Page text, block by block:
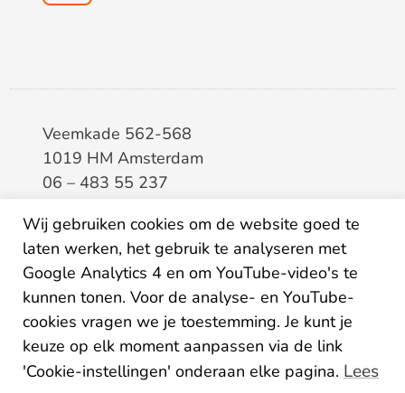
Veemkade 562-568
1019 HM Amsterdam
06 – 483 55 237
BTW8133.20.343.B.01
KvK34207150
IBANNL26ABNA0507435125
Wij gebruiken cookies om de website goed te
laten werken, het gebruik te analyseren met
Google Analytics 4 en om YouTube-video's te
kunnen tonen. Voor de analyse- en YouTube-
cookies vragen we je toestemming. Je kunt je
keuze op elk moment aanpassen via de link
'Cookie-instellingen' onderaan elke pagina. Lees